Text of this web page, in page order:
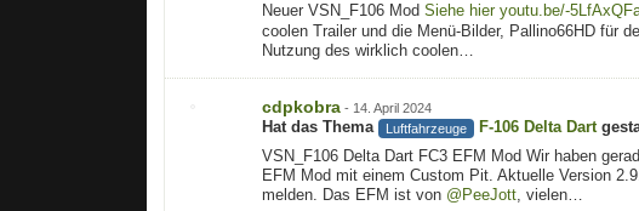
Neuer VSN_F106 Mod Siehe hier youtu.be/-
coolen Trailer und die Menü-Bilder, Pallino66HD für
Nutzung des wirklich coolen…
cdpkobra- 14. April 2024
Hat das Thema Luftfahrzeuge F-106 Delta Dart
VSN_F106 Delta Dart FC3 EFM Mod Wir haben
EFM Mod mit einem Custom Pit. Aktuelle Version
melden. Das EFM ist von @PeeJott, vielen…